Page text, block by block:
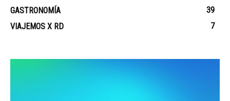
GASTRONOMÍA
39
VIAJEMOS X RD
7